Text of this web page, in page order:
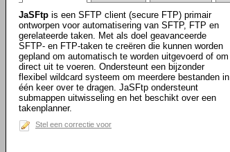
JaSFtp is een SFTP client (secure FTP) primair
ontworpen voor automatisering van SFTP, FTP en
gerelateerde taken. Met als doel geavanceerde
SFTP- en FTP-taken te creëren die kunnen worden
gepland om automatisch te worden uitgevoerd of om
direct uit te voeren. Ondersteunt een bijzonder
flexibel wildcard systeem om meerdere bestanden in
één keer over te dragen. JaSFtp ondersteunt
submappen uitwisseling en het beschikt over een
takenplanner.
Stel een correctie voor